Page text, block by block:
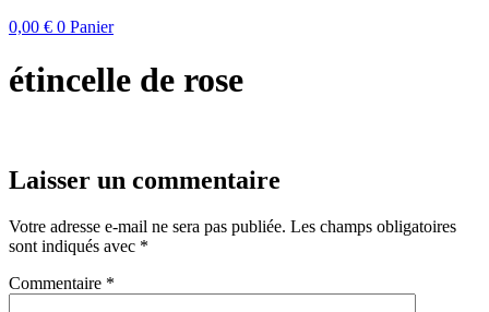
0,00 € 0 Panier
étincelle de rose
Laisser un commentaire
Votre adresse e-mail ne sera pas publiée. Les champs obligatoires
sont indiqués avec *
Commentaire *